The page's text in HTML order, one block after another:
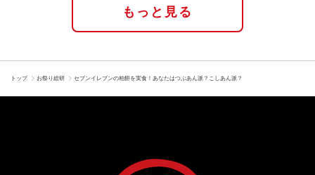
もっと見る
トップ お祭り総研 セブンイレブンの柏餅を実食！あなたはつぶあん派？こしあん派？